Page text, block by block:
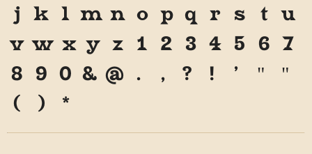
j k l m n o p q r s t u
v w x y z 1 2 3 4 5 6 7
8 9 0 & @ . , ? ! ' "
"
(
) *